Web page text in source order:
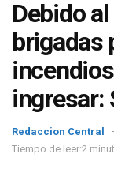
Debido
brigadas
ingresar:
Redaccion Central
Tiempo de leer:2